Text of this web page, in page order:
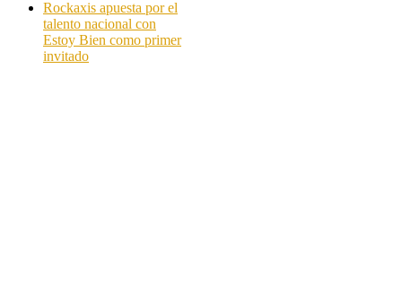
Rockaxis apuesta por el
talento nacional con
Estoy Bien como primer
invitado